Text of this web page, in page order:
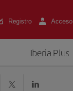
Registro Acceso
Iberia Plus